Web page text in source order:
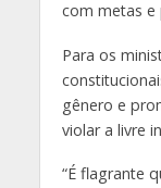
com metas e
Para os
gênero e
violar a livre
“É flagrante